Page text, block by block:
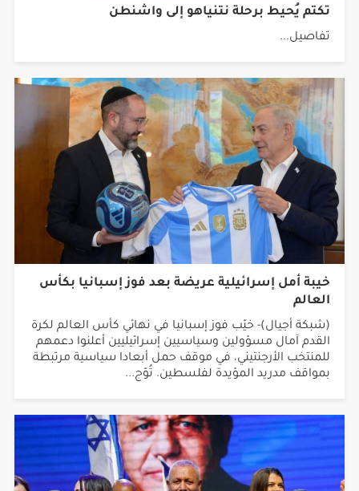
تكتم يُحيط برحلة نتنياهو إلى واشنطن
تفاصيل...
خيبة أمل إسرائيلية عريضة بعد فوز إسبانيا بكأس
العالم
(شبكة أجيال)- خيّب فوز إسبانيا في نهائي كأس العالم لكرة
القدم آمال مسؤولين وسياسيين إسرائيليين أعلنوا دعمهم
للمنتخب الأرجنتيني، في موقف حمل أبعادا سياسية مرتبطة
بمواقف مدريد المؤيدة لفلسطين. تُوّج...